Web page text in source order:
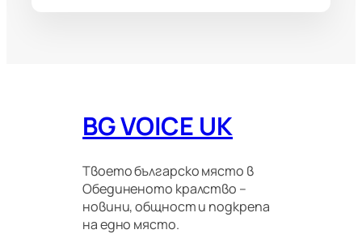
BG VOICE UK
Твоето българско място в
Обединеното кралство –
новини, общност и подкрепа
на едно място.